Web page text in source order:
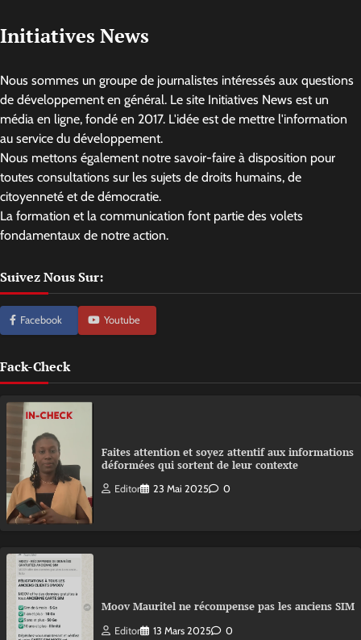
Initiatives News
Nous sommes un groupe de journalistes intéressés aux questions
de développement en général. Le site Initiatives News est un
média en ligne, fondé en 2017. L'idée est de mettre l'information
au service du développement.
Nous mettons également notre savoir-faire à disposition pour
toutes consultations sur les sujets de droits humains, de
citoyenneté et de démocratie.
La formation et la communication font partie des volets
fondamentaux de notre action.
Suivez Nous Sur:
Facebook Youtube
Fack-Check
Faites attention et soyez attentif aux informations
déformées qui sortent de leur contexte
Editor 23 Mai 2025 0
Moov Mauritel ne récompense pas les anciens SIM
Editor 13 Mars 2025 0